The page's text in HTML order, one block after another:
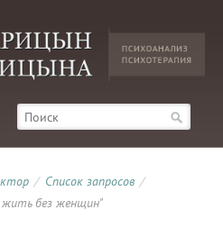
/ Список запросов /
жить без женщин"